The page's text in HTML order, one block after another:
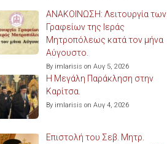
ΑΝΑΚΟΙΝΩΣΗ: Λειτουργία των
Γραφείων της Ιεράς
Μητροπόλεως κατά τον μήνα
Αύγουστο.
By imlarisis on Αυγ 5, 2026
Η Μεγάλη Παράκληση στην
Καρίτσα.
By imlarisis on Αυγ 4, 2026
Επιστολή του Σεβ. Μητρ.